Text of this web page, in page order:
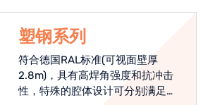
塑钢系列
符合德国RAL标准(可视面壁厚
2.8m)，具有高焊角强度和抗冲击
性，特殊的腔体设计可分别满足隔